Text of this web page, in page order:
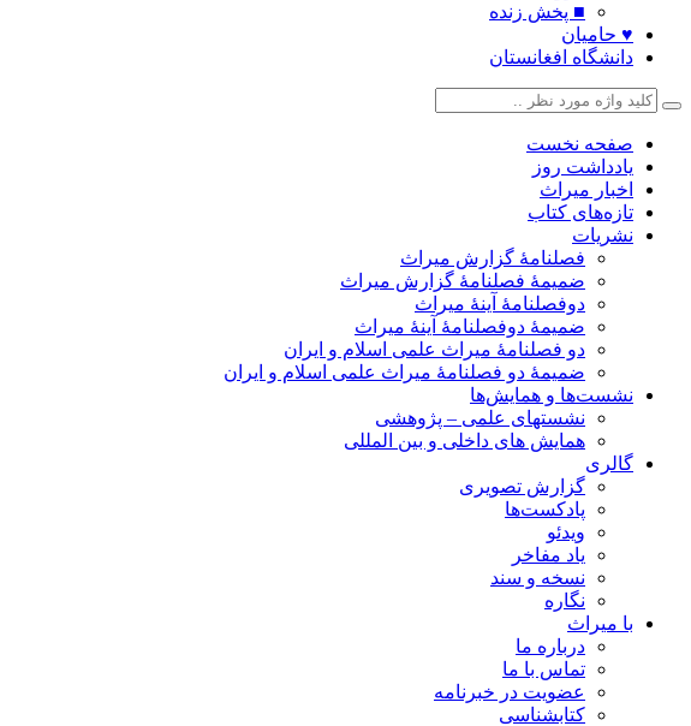
■ پخش زنده
♥ حامیان
دانشگاه افغانستان
صفحه نخست
یادداشت روز
اخبار میراث
تازه‌های کتاب
نشریات
فصلنامۀ گزارش میراث
ضمیمۀ فصلنامۀ گزارش میراث
دوفصلنامۀ آینۀ میراث
ضمیمۀ دوفصلنامۀ آینۀ میراث
دو فصلنامۀ میراث علمی اسلام و ایران
ضمیمۀ دو فصلنامۀ میراث علمی اسلام و ایران
نشست‌ها و همایش‌ها
نشستهای علمی – پژوهشی
همایش های داخلی و بین المللی
گالری
گزارش تصویری
پادکست‌ها
ویدئو
یاد مفاخر
نسخه و سند
نگاره
با میراث
درباره ما
تماس با ما
عضویت در خبرنامه
کتابشناسی